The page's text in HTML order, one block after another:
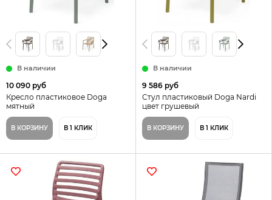
В наличии
10 090 руб
Кресло пластиковое Doga
мятный
В КОРЗИНУ В 1 КЛИК
В наличии
9 586 руб
Стул пластиковый Doga Nardi
цвет грушевый
В КОРЗИНУ В 1 КЛИК